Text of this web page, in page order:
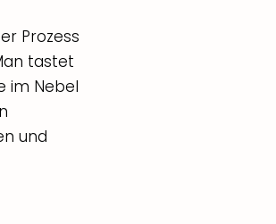
Prozess
tastet
im Nebel
und